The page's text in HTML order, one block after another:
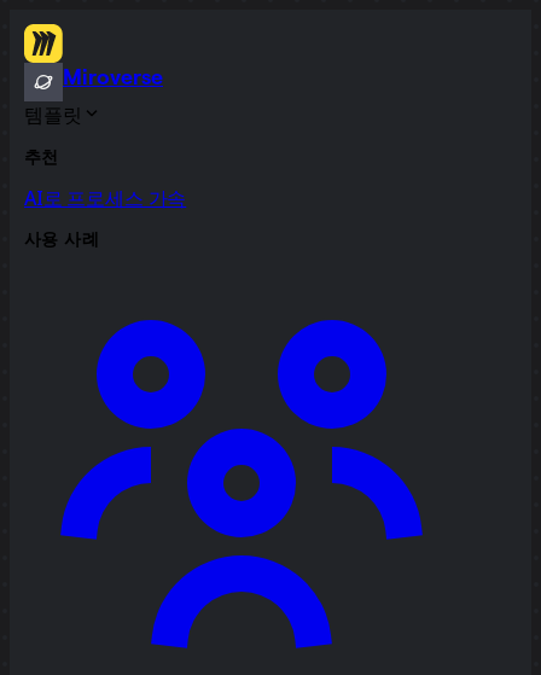
Miroverse
템플릿
추천
AI로 프로세스 가속
사용 사례